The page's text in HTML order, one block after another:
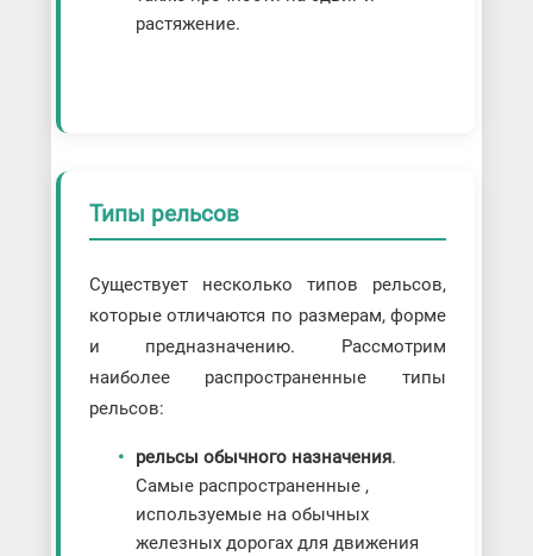
растяжение.
Типы рельсов
Существует несколько типов рельсов,
которые отличаются по размерам, форме
и предназначению. Рассмотрим
наиболее распространенные типы
рельсов:
рельсы обычного назначения.
Самые распространенные ,
используемые на обычных
железных дорогах для движения